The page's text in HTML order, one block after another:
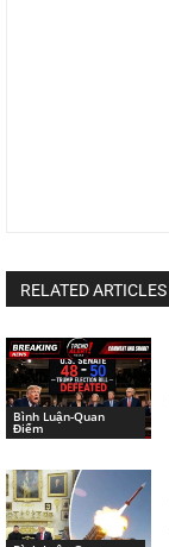
RELATED ARTICLES
Bình Luận-Quan
Điểm